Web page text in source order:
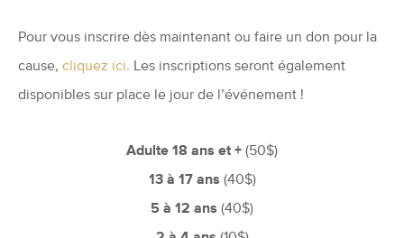
Pour vous inscrire dès maintenant ou faire un don pour la
cause, cliquez ici. Les inscriptions seront également
disponibles sur place le jour de l’événement !
Adulte 18 ans et + (50$)
13 à 17 ans (40$)
5 à 12 ans (40$)